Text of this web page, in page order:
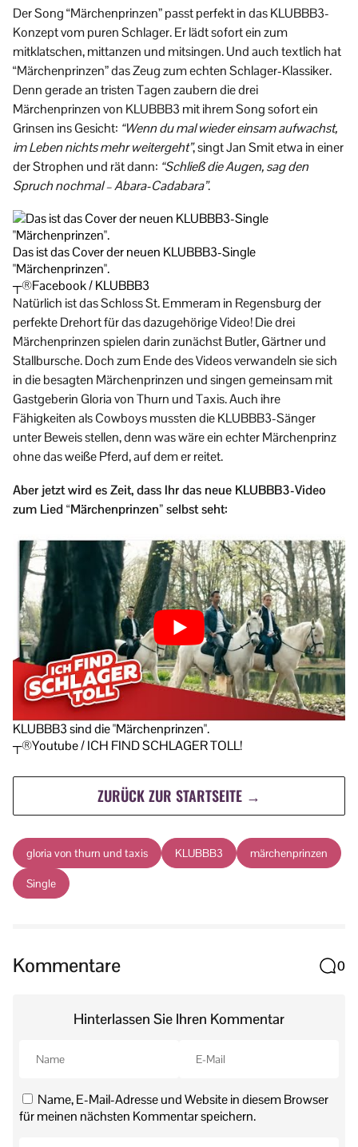
Der Song “Märchenprinzen” passt perfekt in das KLUBBB3-
Konzept vom puren Schlager. Er lädt sofort ein zum
mitklatschen, mittanzen und mitsingen. Und auch textlich hat
“Märchenprinzen” das Zeug zum echten Schlager-Klassiker.
Denn gerade an tristen Tagen zaubern die drei
Märchenprinzen von KLUBBB3 mit ihrem Song sofort ein
Grinsen ins Gesicht: “Wenn du mal wieder einsam aufwachst,
im Leben nichts mehr weitergeht”, singt Jan Smit etwa in einer
der Strophen und rät dann: “Schließ die Augen, sag den
Spruch nochmal – Abara-Cadabara”.
Das ist das Cover der neuen KLUBBB3-Single
"Märchenprinzen".
┬®Facebook / KLUBBB3
Natürlich ist das Schloss St. Emmeram in Regensburg der
perfekte Drehort für das dazugehörige Video! Die drei
Märchenprinzen spielen darin zunächst Butler, Gärtner und
Stallbursche. Doch zum Ende des Videos verwandeln sie sich
in die besagten Märchenprinzen und singen gemeinsam mit
Gastgeberin Gloria von Thurn und Taxis. Auch ihre
Fähigkeiten als Cowboys mussten die KLUBBB3-Sänger
unter Beweis stellen, denn was wäre ein echter Märchenprinz
ohne das weiße Pferd, auf dem er reitet.
Aber jetzt wird es Zeit, dass Ihr das neue KLUBBB3-Video
zum Lied “Märchenprinzen” selbst seht:
KLUBBB3 sind die "Märchenprinzen".
┬®Youtube / ICH FIND SCHLAGER TOLL!
ZURÜCK ZUR STARTSEITE →
gloria von thurn und taxis KLUBBB3 märchenprinzen
Single
Kommentare 0
Hinterlassen Sie Ihren Kommentar
Name, E-Mail-Adresse und Website in diesem Browser
für meinen nächsten Kommentar speichern.